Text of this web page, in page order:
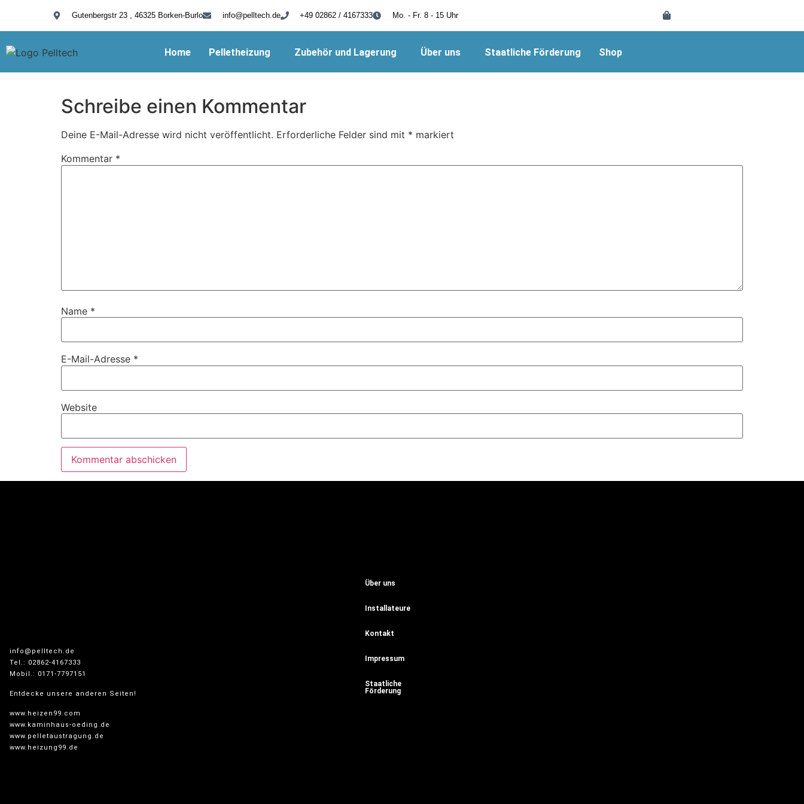
Gutenbergstr 23 , 46325 Borken-Burlo info@pelltech.de +49 02862 / 4167333 Mo. - Fr. 8 - 15 Uhr
Home Pelletheizung Zubehör und Lagerung Über uns Staatliche Förderung Shop
Schreibe einen Kommentar
Deine E-Mail-Adresse wird nicht veröffentlicht. Erforderliche Felder sind mit * markiert
Kommentar *
Name *
E-Mail-Adresse *
Website
info@pelltech.de
Tel.: 02862-4167333
Mobil.: 0171-7797151
Entdecke unsere anderen Seiten!
www.heizen99.com
www.kaminhaus-oeding.de
www.pelletaustragung.de
www.heizung99.de
Über uns
Installateure
Kontakt
Impressum
Staatliche
Förderung